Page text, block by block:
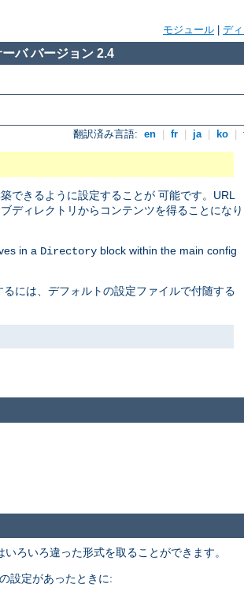
モジュール デ
バ バージョン 2.4
翻訳済み言語: en fr ja ko
できるように設定することが 可能です。URL
ディレクトリからコンテンツを得ることになり
in a Directory block within the main config
には、デフォルトの設定ファイルで付随する
ろいろ違った形式を取ることができます。
設定があったときに: